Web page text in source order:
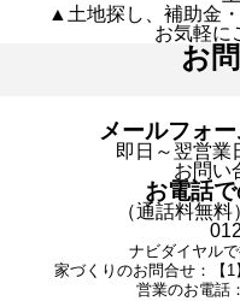
▲土地探し、補助金
お気軽に
お
メールフォ
即日～翌営業
お問い
お電話
（通話料無
ナビダイヤル
家づくりのお問合せ：
営業のお電話